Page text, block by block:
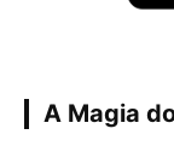
A Magia